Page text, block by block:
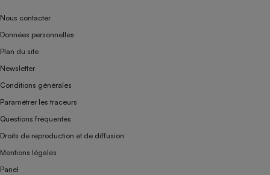
Nous contacter
Données personnelles
Plan du site
Newsletter
Conditions générales
Paramétrer les traceurs
Questions fréquentes
Droits de reproduction et de diffusion
Mentions légales
Panel